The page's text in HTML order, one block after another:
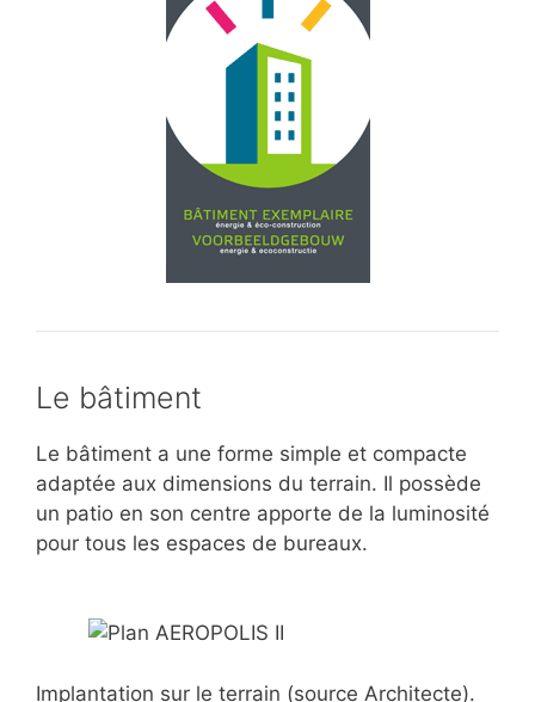
Le bâtiment
Le bâtiment a une forme simple et compacte
adaptée aux dimensions du terrain. Il possède
un patio en son centre apporte de la luminosité
pour tous les espaces de bureaux.
Implantation sur le terrain (source Architecte).